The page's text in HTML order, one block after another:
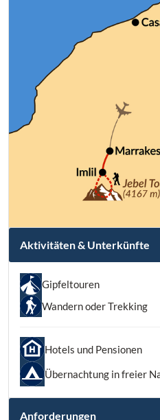
Aktivitäten & Unterkünfte
Gipfeltouren
Wandern oder Trekking
Hotels und Pensionen
Übernachtung in freier
Anforderungen